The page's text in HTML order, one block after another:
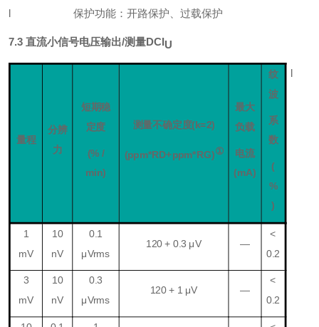
l 保护功能：开路保护、过载保护
7.3 直流小信号电压输出/测量DCIU
量程
分辨
力
短期稳
定度
(% /
min)
测量不确定度(k=2)
(ppm*RD+ppm* RG)①
最大
负载
电流
(mA)
纹
波
系
数
(
%
)
1
mV
10
nV
0. 1
μVrms
120 +0.3 μV —
<
0. 2
3
mV
10
nV
0.3
μVrms
120 + 1 μV —
<
0. 2
l